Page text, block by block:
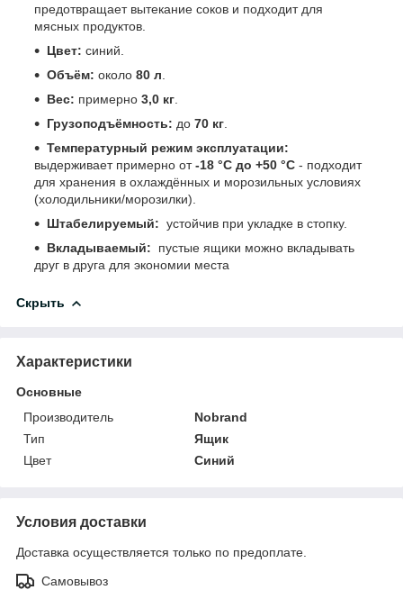
предотвращает вытекание соков и подходит для
мясных продуктов.
Цвет: синий.
Объём: около 80 л
Вес: примерно 3,0 кг
Грузоподъёмность: до 70 кг
Температурный режим эксплуатации:
выдерживает примерно от-18 °C до +50 °C - подходит
для хранения в охлаждённых и морозильных условиях
(холодильники/морозилки).
Штабелируемый: устойчив при укладке в стопку.
Вкладываемый: пустые ящики можно вкладывать
друг в друга для экономии места
Скрыть
Характеристики
Основные
Производитель
Nobrand
Тип
Ящик
Цвет
Синий
Условия доставки
Доставка осуществляется только по предоплате.
Самовывоз